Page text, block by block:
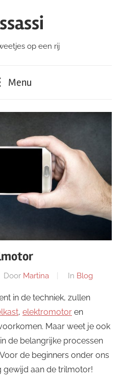
op een rij
Menu
Door Martina In Blog
in de techniek, zullen
, elektromotor en
Maar weet je ook
de belangrijke processen
de beginners onder ons
gewijd aan de trilmotor!